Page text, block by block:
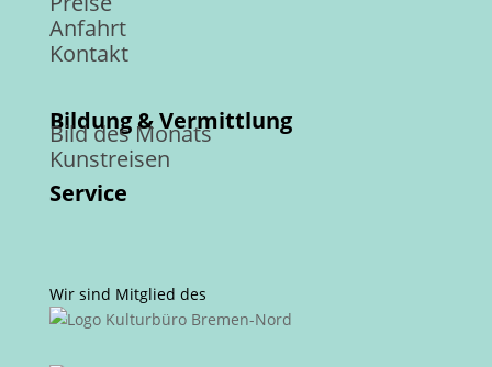
Anfahrt
Kontakt
Bildung & Vermittlung
Bild des Monats
Kunstreisen
Service
Wir sind Mitglied des